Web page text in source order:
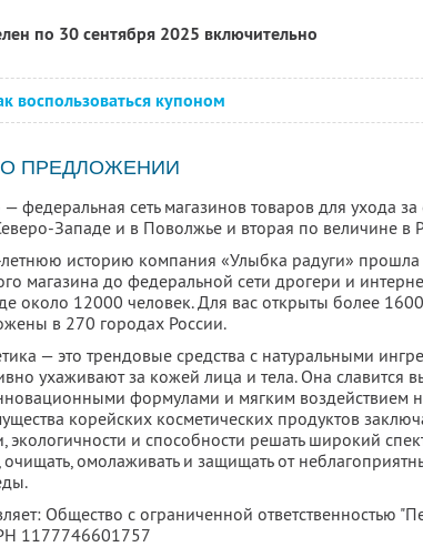
по 30 сентября 2025 включительно
воспользоваться купоном
ПРЕДЛОЖЕНИИ
федеральная сеть магазинов товаров для ухода
Западе и в Поволжье и вторая по величине в
историю компания «Улыбка радуги» прошла
магазина до федеральной сети дрогери и
около 12000 человек. Для вас открыты более
в 270 городах России.
— это трендовые средства с натуральными
ухаживают за кожей лица и тела. Она славится
формулами и мягким воздействием
корейских косметических продуктов
экологичности и способности решать широкий
очищать, омолаживать и защищать от
Общество с ограниченной ответственностью
1177746601757